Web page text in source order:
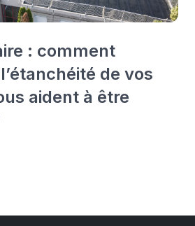
: comment
de vos
aident à être